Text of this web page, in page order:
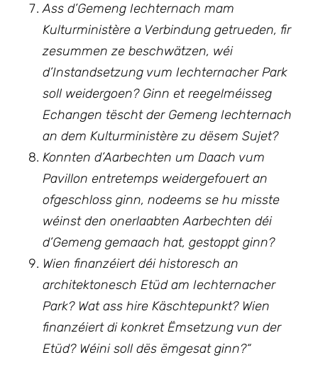
Ass d’Gemeng Iechternach mam
Kulturministère a Verbindung getrueden, fir
zesummen ze beschwätzen, wéi
d’Instandsetzung vum Iechternacher Park
soll weidergoen? Ginn et reegelméisseg
Echangen tëscht der Gemeng Iechternach
an dem Kulturministère zu dësem Sujet?
Konnten d’Aarbechten um Daach vum
Pavillon entretemps weidergefouert an
ofgeschloss ginn, nodeems se hu misste
wéinst den onerlaabten Aarbechten déi
d’Gemeng gemaach hat, gestoppt ginn?
Wien finanzéiert déi historesch an
architektonesch Etüd am Iechternacher
Park? Wat ass hire Käschtepunkt? Wien
finanzéiert di konkret Ëmsetzung vun der
Etüd? Wéini soll dës ëmgesat ginn?“